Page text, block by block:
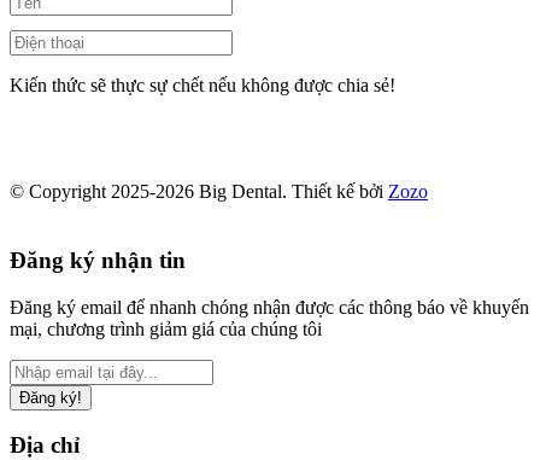
Kiến thức sẽ thực sự chết nếu không được chia sẻ!
© Copyright 2025-2026 Big Dental. Thiết kế bởi Zozo
Đăng ký nhận tin
Đăng ký email để nhanh chóng nhận được các thông báo về khuyến
mại, chương trình giảm giá của chúng tôi
Đăng ký!
Địa chỉ